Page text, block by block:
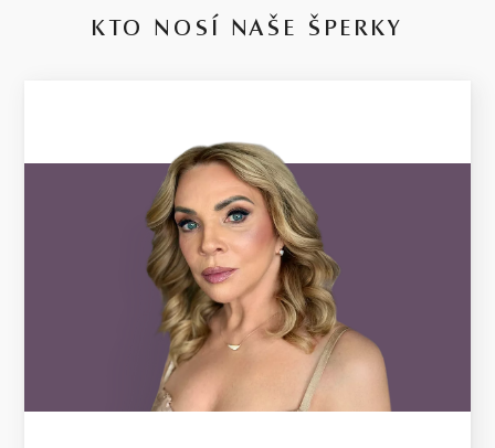
KTO NOSÍ NAŠE ŠPERKY